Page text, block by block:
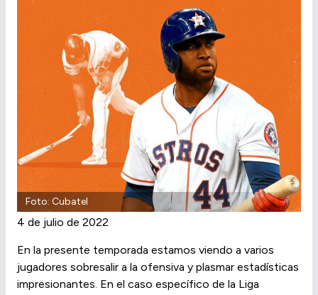
Foto: Cubatel
4 de julio de 2022
En la presente temporada estamos viendo a varios
jugadores sobresalir a la ofensiva y plasmar estadísticas
impresionantes. En el caso específico de la Liga